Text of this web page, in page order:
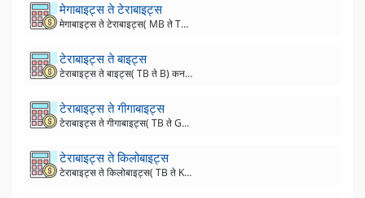
मेगाबाइट्स ते टेराबाइट्स
मेगाबाइट्स ते टेराबाइट्स( MB ते TB) कनवर्टर
टेराबाइट्स ते बाइट्स
टेराबाइट्स ते बाइट्स( TB ते B) कनवर्टर
टेराबाइट्स ते गीगाबाइट्स
टेराबाइट्स ते गीगाबाइट्स( TB ते GB) कनवर्टर
टेराबाइट्स ते किलोबाइट्स
टेराबाइट्स ते किलोबाइट्स( TB ते KB) कनवर्टर